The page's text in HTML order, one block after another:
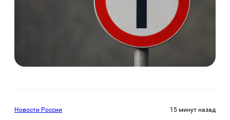
Новости России 15 минут назад